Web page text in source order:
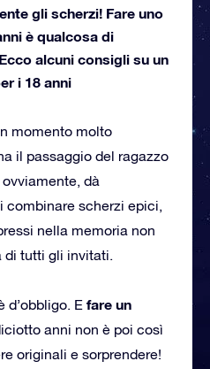
gli scherzi! Fare uno
è qualcosa di
alcuni consigli su un
i 18 anni
momento molto
il passaggio del ragazzo
dà
combinare scherzi epici,
nella memoria non
di tutti gli invitati.
d’obbligo. E fare un
anni non è poi così
originali e sorprendere!